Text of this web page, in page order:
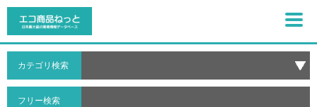
カテゴリ検索
フリー検索